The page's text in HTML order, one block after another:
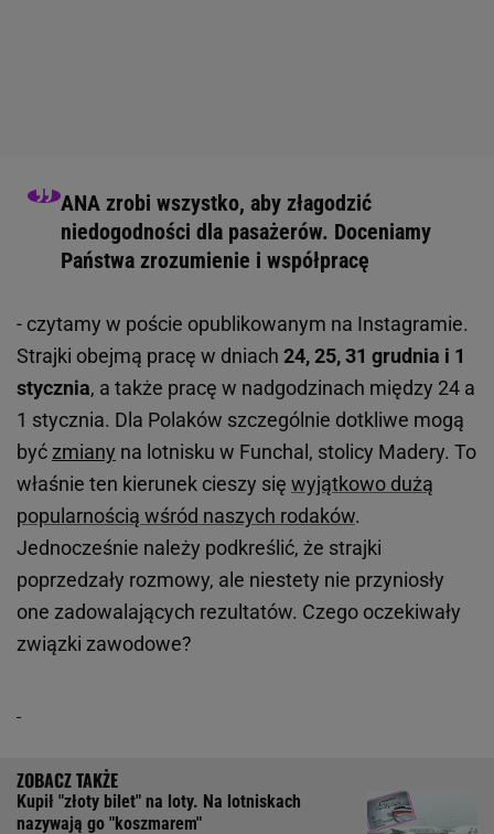
ANA zrobi wszystko, aby złagodzić
niedogodności dla pasażerów. Doceniamy
Państwa zrozumienie i współpracę
- czytamy w poście opublikowanym na Instagramie.
Strajki obejmą pracę w dniach 24, 25, 31 grudnia i 1
stycznia, a także pracę w nadgodzinach między 24 a
1 stycznia. Dla Polaków szczególnie dotkliwe mogą
byćzmiany na lotnisku w Funchal, stolicy Madery. To
właśnie ten kierunek cieszy się wyjątkowo dużą
popularnością wśród naszych rodaków.
Jednocześnie należy podkreślić, że strajki
poprzedzały rozmowy, ale niestety nie przyniosły
one zadowalających rezultatów. Czego oczekiwały
związki zawodowe?
Kupił "złoty bilet" na loty. Na lotniskach
nazywają go "koszmarem"